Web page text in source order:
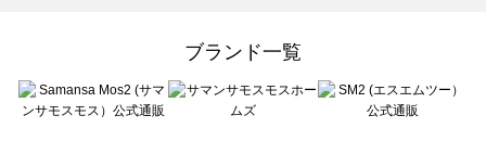
sō4ū（ソウフォーユー）のシューズ一覧
Te chichi（テチチ）のシューズ一覧
Te chichi CLASSIC（テチチ クラシック）のシューズ一覧
ブランド一覧